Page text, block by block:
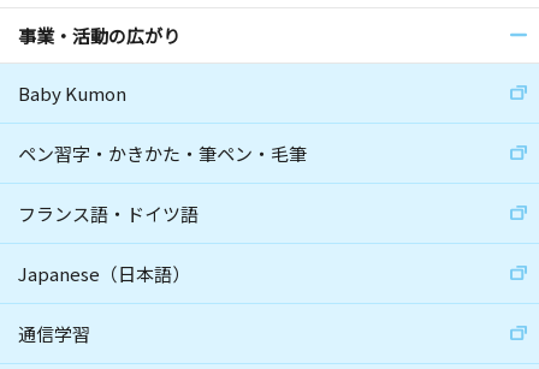
事業・活動の広がり
Baby Kumon
ペン習字・かきかた・筆ペン・毛筆
フランス語・ドイツ語
Japanese（日本語）
通信学習